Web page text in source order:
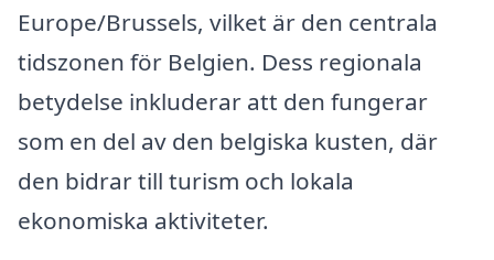
Europe/Brussels, vilket är den centrala
tidszonen för Belgien. Dess regionala
betydelse inkluderar att den fungerar
som en del av den belgiska kusten, där
den bidrar till turism och lokala
ekonomiska aktiviteter.